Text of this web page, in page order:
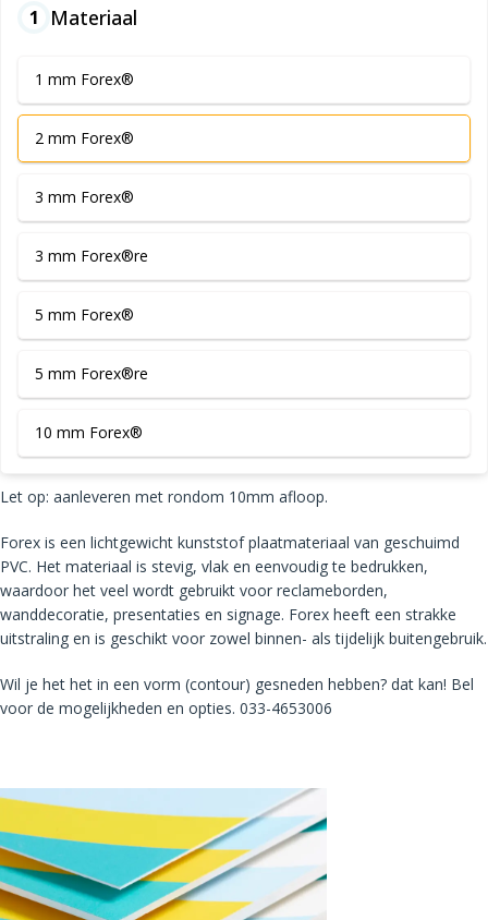
1 Materiaal
1 mm Forex®
2 mm Forex®
3 mm Forex®
3 mm Forex®re
5 mm Forex®
5 mm Forex®re
10 mm Forex®
Let op: aanleveren met rondom 10mm afloop.
Forex is een lichtgewicht kunststof plaatmateriaal van geschuimd
PVC. Het materiaal is stevig, vlak en eenvoudig te bedrukken,
waardoor het veel wordt gebruikt voor reclameborden,
wanddecoratie, presentaties en signage. Forex heeft een strakke
uitstraling en is geschikt voor zowel binnen- als tijdelijk buitengebruik.
Wil je het het in een vorm (contour) gesneden hebben? dat kan! Bel
voor de mogelijkheden en opties. 033-4653006